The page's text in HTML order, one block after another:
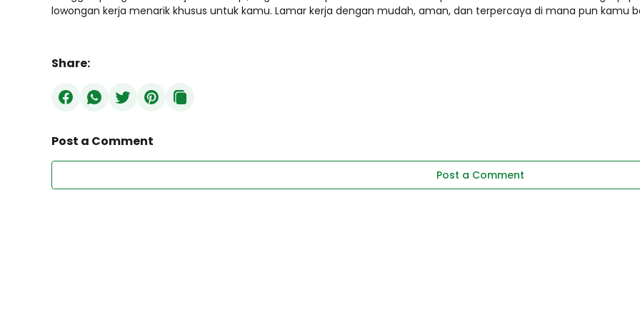
lowongan kerja menarik khusus untuk kamu. Lamar kerja dengan mudah, aman, dan terpercaya di mana pun kamu
Share:
Post a Comment
Post a Comment